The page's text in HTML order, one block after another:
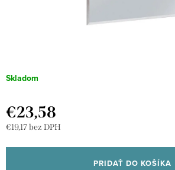
Skladom
€23,58
€19,17 bez DPH
cena:
PRIDAŤ DO KOŠÍKA